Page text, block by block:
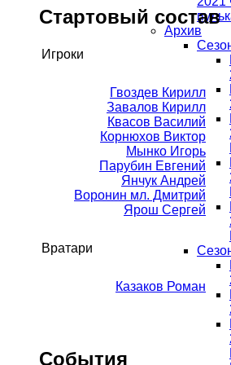
Архив
Стартовый состав
Игроки
Гвоздев Кирилл
Завалов Кирилл
Квасов Василий
Корнюхов Виктор
Мынко Игорь
Парубин Евгений
Янчук Андрей
Воронин мл. Дмитрий
Ярош Сергей
Вратари
Казаков Роман
События